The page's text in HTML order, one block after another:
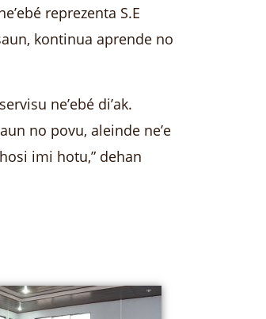
reprezenta S.E
kontinua aprende no
ne’ebé di’ak.
no povu, aleinde ne’e
imi hotu,” dehan